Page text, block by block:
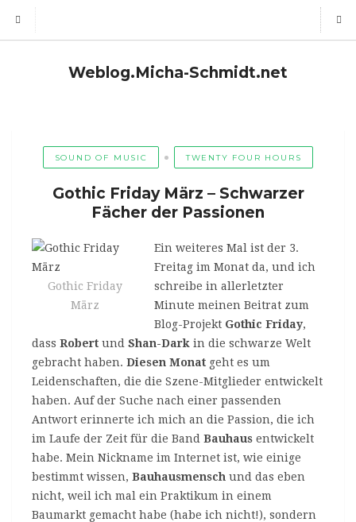
Weblog.Micha-Schmidt.net
SOUND OF MUSIC TWENTY FOUR HOURS
Gothic Friday März – Schwarzer
Fächer der Passionen
Gothic Friday
März
Ein weiteres Mal ist der 3.
Freitag im Monat da, und ich
schreibe in allerletzter
Minute meinen Beitrat zum
Blog-Projekt Gothic Friday,
dass Robert und Shan-Dark in die schwarze Welt
gebracht haben. Diesen Monat geht es um
Leidenschaften, die die Szene-Mitglieder entwickelt
haben. Auf der Suche nach einer passenden
Antwort erinnerte ich mich an die Passion, die ich
im Laufe der Zeit für die Band Bauhaus entwickelt
habe. Mein Nickname im Internet ist, wie einige
bestimmt wissen, Bauhausmensch und das eben
nicht, weil ich mal ein Praktikum in einem
Baumarkt gemacht habe (habe ich nicht!), sondern